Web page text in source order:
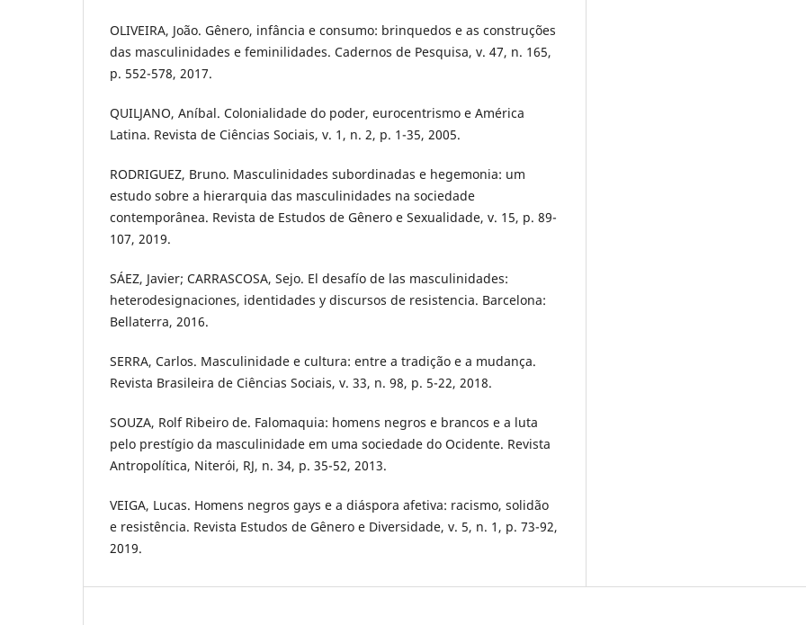
OLIVEIRA, João. Gênero, infância e consumo: brinquedos e as construções
das masculinidades e feminilidades. Cadernos de Pesquisa, v. 47, n. 165,
p. 552-578, 2017.
QUILJANO, Aníbal. Colonialidade do poder, eurocentrismo e América
Latina. Revista de Ciências Sociais, v. 1, n. 2, p. 1-35, 2005.
RODRIGUEZ, Bruno. Masculinidades subordinadas e hegemonia: um
estudo sobre a hierarquia das masculinidades na sociedade
contemporânea. Revista de Estudos de Gênero e Sexualidade, v. 15, p. 89-
107, 2019.
SÁEZ, Javier; CARRASCOSA, Sejo. El desafío de las masculinidades:
heterodesignaciones, identidades y discursos de resistencia. Barcelona:
Bellaterra, 2016.
SERRA, Carlos. Masculinidade e cultura: entre a tradição e a mudança.
Revista Brasileira de Ciências Sociais, v. 33, n. 98, p. 5-22, 2018.
SOUZA, Rolf Ribeiro de. Falomaquia: homens negros e brancos e a luta
pelo prestígio da masculinidade em uma sociedade do Ocidente. Revista
Antropolítica, Niterói, RJ, n. 34, p. 35-52, 2013.
VEIGA, Lucas. Homens negros gays e a diáspora afetiva: racismo, solidão
e resistência. Revista Estudos de Gênero e Diversidade, v. 5, n. 1, p. 73-92,
2019.